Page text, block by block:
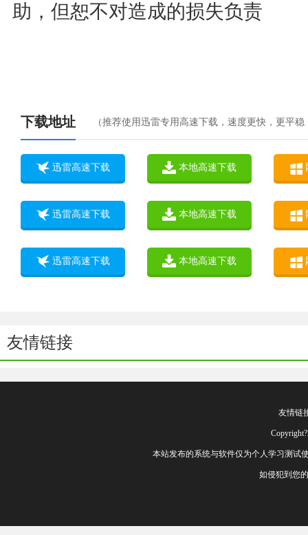
助，但恕不对造成的损失负责
下载地址 （推荐使用迅雷专用高速下载，速度更快，更平稳
迅雷高速下载 本地高速下载
迅雷高速下载 本地高速下载
迅雷高速下载 本地高速下载
友情链接
友情链
本站发布的系统与软件仅为个人学习测试
如侵犯到您